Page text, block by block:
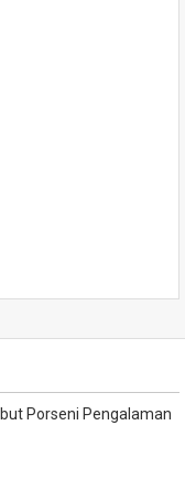
Porseni Pengalaman